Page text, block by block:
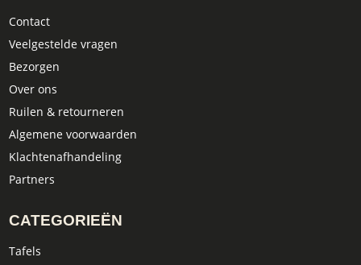
Contact
Veelgestelde vragen
Bezorgen
Over ons
Ruilen & retourneren
Algemene voorwaarden
Klachtenafhandeling
Partners
CATEGORIEËN
Tafels